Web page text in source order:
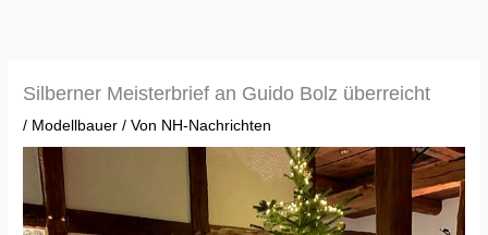
Silberner Meisterbrief an Guido Bolz überreicht
/ Modellbauer / Von NH-Nachrichten